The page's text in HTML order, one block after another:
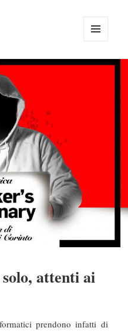
WIDGET
attenti ai
prendono infatti di